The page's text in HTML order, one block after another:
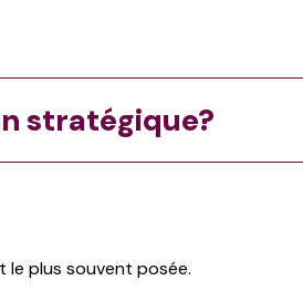
stratégique?
le plus souvent posée.